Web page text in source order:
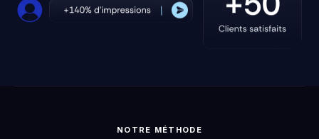
NOTRE MÉTHODE